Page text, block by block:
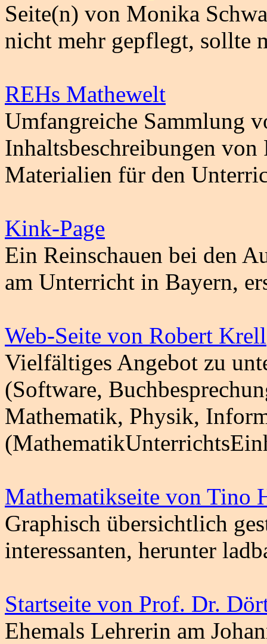
Seite(n) von Monika
nicht mehr gepflegt, sollte
REHs Mathewelt
Umfangreiche Sammlung
Inhaltsbeschreibungen
Materialien für den
Kink-Page
Ein Reinschauen bei den
am Unterricht in Bayern,
Web-Seite von Robert Krell
Vielfältiges Angebot zu
(Software,
Mathematik, Physik,
Mathematikseite von Tino
Graphisch übersichtlich
interessanten, herunter
Startseite von Prof. Dr.
Ehemals Lehrerin am